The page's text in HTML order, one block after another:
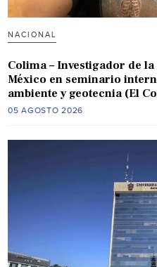
NACIONAL
Colima – Investigador de
México en seminario
ambiente y geotecnia (El
05 AGOSTO 2026